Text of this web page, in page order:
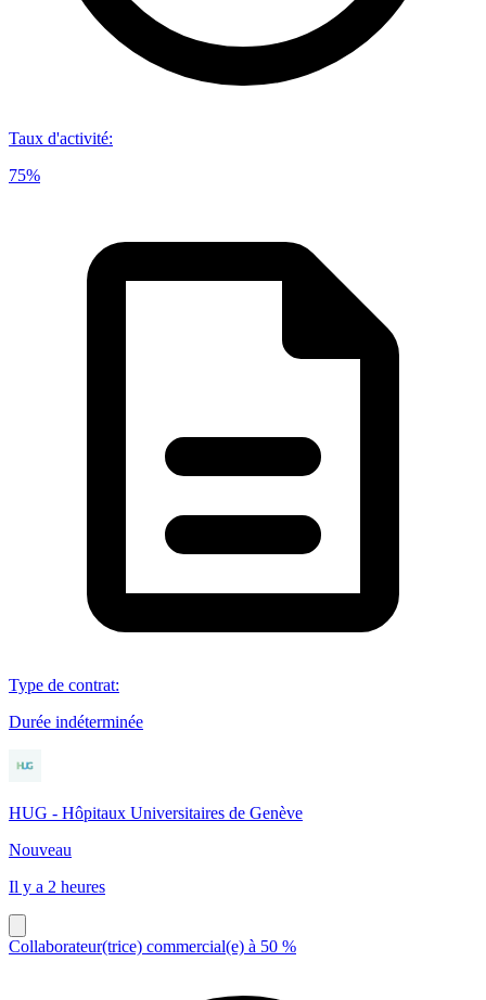
Taux d'activité:
75%
Type de contrat:
Durée indéterminée
HUG - Hôpitaux Universitaires de Genève
Nouveau
Il y a 2 heures
Collaborateur(trice) commercial(e) à 50 %